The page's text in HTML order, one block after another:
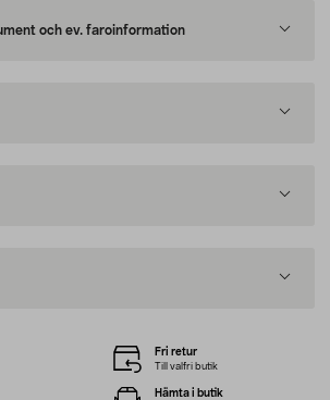
och ev. faroinformation
Fri retur
Till valfri butik
Hämta i butik